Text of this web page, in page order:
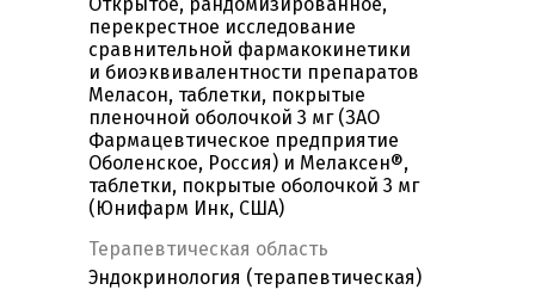
Открытое, рандомизированное,
перекрестное исследование
сравнительной фармакокинетики
и биоэквивалентности препаратов
Меласон, таблетки, покрытые
пленочной оболочкой 3 мг (ЗАО
Фармацевтическое предприятие
Оболенское, Россия) и Мелаксен®,
таблетки, покрытые оболочкой 3 мг
(Юнифарм Инк, США)
Терапевтическая область
Эндокринология (терапевтическая)